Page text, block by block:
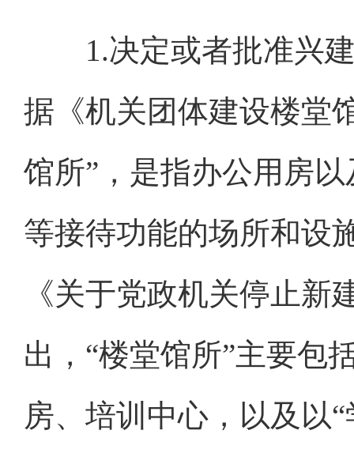
1.决定或者批准兴建
据《机关团体建设楼堂
馆所”，是指办公用房
等接待功能的场所和设
《关于党政机关停止
出，“楼堂馆所”主要包
房、培训中心，以及以